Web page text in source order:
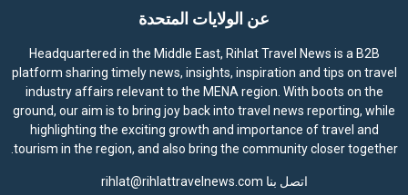
عن الولايات المتحدة
Headquartered in the Middle East, Rihlat Travel News is a B2B
platform sharing timely news, insights, inspiration and tips on travel
industry affairs relevant to the MENA region. With boots on the
ground, our aim is to bring joy back into travel news reporting, while
highlighting the exciting growth and importance of travel and
tourism in the region, and also bring the community closer together.
اتصل بنا rihlat@rihlattravelnews.com